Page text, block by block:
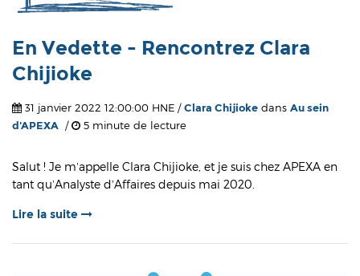
En Vedette - Rencontrez Clara
Chijioke
31 janvier 2022 12:00:00 HNE /Clara Chijioke dans Au sein
d'APEXA / 5 minute de lecture
Salut ! Je m’appelle Clara Chijioke, et je suis chez APEXA en
tant qu’Analyste d’Affaires depuis mai 2020.
Lire la suite